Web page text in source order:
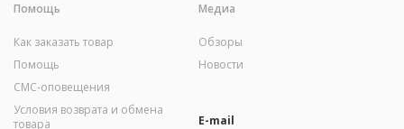
Помощь
Как заказать товар
Помощь
СМС-оповещения
Условия возврата и обмена
товара
Медиа
Обзоры
Новости
E-mail